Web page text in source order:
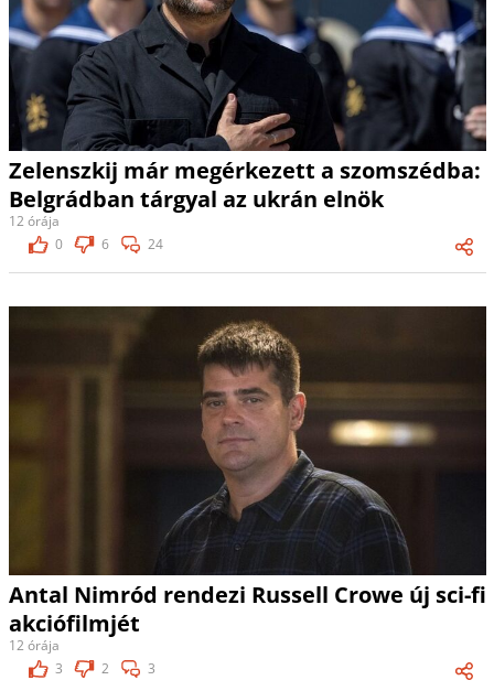
Zelenszkij már megérkezett a szomszédba:
Belgrádban tárgyal az ukrán elnök
12 órája
0
6 24
Antal Nimród rendezi Russell Crowe új sci-fi
akciófilmjét
12 órája
3
2 3